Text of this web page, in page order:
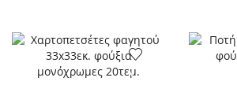
270ml
μονόχρωμα
14τεμ.